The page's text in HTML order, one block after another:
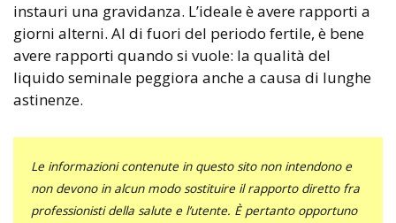
instauri una gravidanza. L’ideale è avere rapporti a
giorni alterni. Al di fuori del periodo fertile, è bene
avere rapporti quando si vuole: la qualità del
liquido seminale peggiora anche a causa di lunghe
astinenze.
Le informazioni contenute in questo sito non intendono e
non devono in alcun modo sostituire il rapporto diretto fra
professionisti della salute e l’utente. È pertanto opportuno